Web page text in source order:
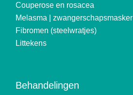
Couperose en rosacea
Melasma | zwangerschapsmasker
Fibromen (steelwratjes)
Littekens
Behandelingen